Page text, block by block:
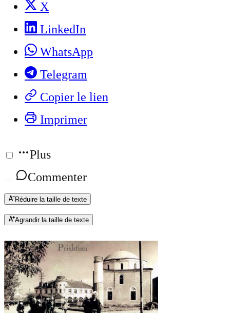
X
LinkedIn
WhatsApp
Telegram
Copier le lien
Imprimer
Plus
Commenter
Réduire la taille de texte
Agrandir la taille de texte